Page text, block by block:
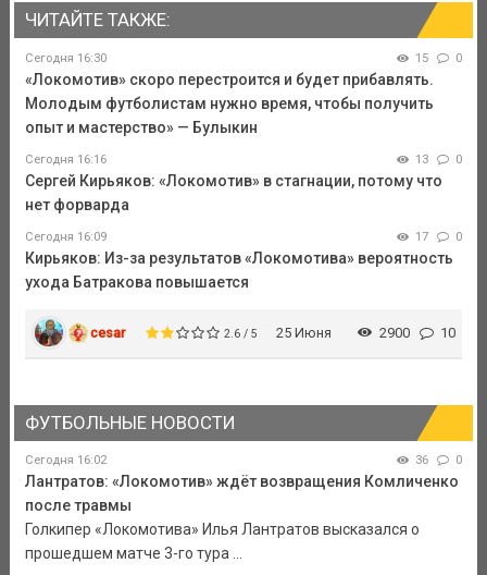
ЧИТАЙТЕ ТАКЖЕ:
Сегодня 16:30 15 0
«Локомотив» скоро перестроится и будет прибавлять.
Молодым футболистам нужно время, чтобы получить
опыт и мастерство» — Булыкин
Сегодня 16:16 13 0
Сергей Кирьяков: «Локомотив» в стагнации, потому что
нет форварда
Сегодня 16:09 17 0
Кирьяков: Из-за результатов «Локомотива» вероятность
ухода Батракова повышается
cesar 2.6 / 5 25 Июня 2900 10
ФУТБОЛЬНЫЕ НОВОСТИ
Сегодня 16:02 36 0
Лантратов: «Локомотив» ждёт возвращения Комличенко
после травмы
Голкипер «Локомотива» Илья Лантратов высказался о
прошедшем матче 3-го тура ...